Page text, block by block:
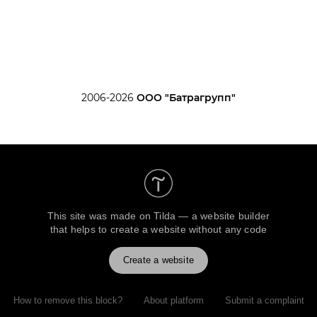
2006-2026 ООО "Батрагрупп"
This site was made onTilda — a website builder
that helps to create a website without any code
Create a website
How to remove this block? About platform Submit a complaint